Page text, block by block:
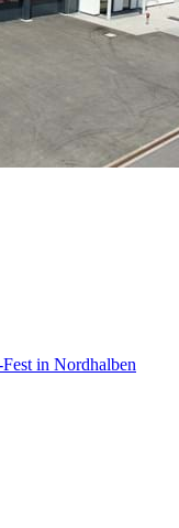
in Nordhalben